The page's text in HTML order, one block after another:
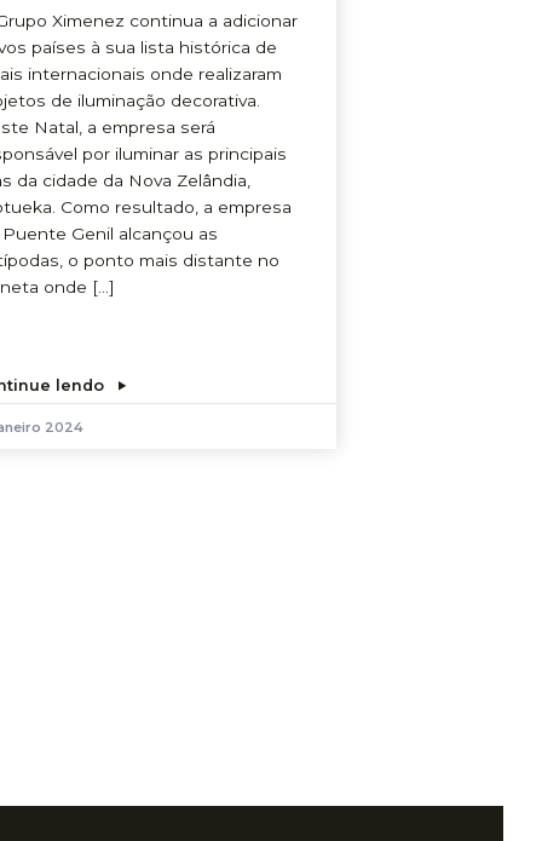
Ximenez continua a adicionar
países à sua lista histórica de
internacionais onde realizaram
de iluminação decorativa.
Natal, a empresa será
por iluminar as principais
da cidade da Nova Zelândia,
Como resultado, a empresa
Genil alcançou as
o ponto mais distante no
onde […]
lendo
2024